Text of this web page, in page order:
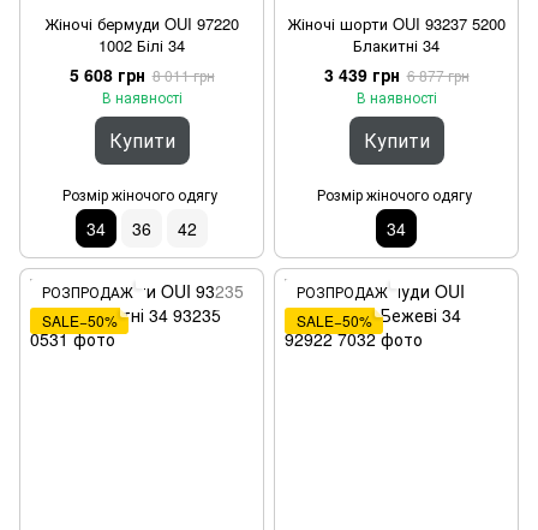
Жіночі бермуди OUI 97220
1002 Білі 34
5 608 грн 8 011 грн
В наявності
Купити
Розмір жіночого одягу
34 36 42
Жіночі шорти OUI 93237 5200
Блакитні 34
3 439 грн 6 877 грн
В наявності
Купити
Розмір жіночого одягу
34
РОЗПРОДАЖ
SALE−50%
РОЗПРОДАЖ
SALE−50%